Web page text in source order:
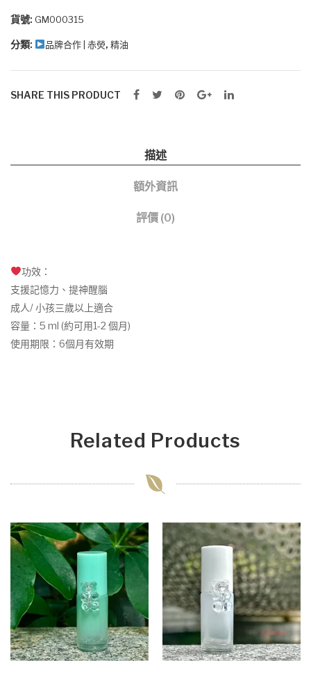
油
紅
色
數
貨號: GM000315
分類: 品牌合作 | 赤熒, 精油
SHARE THIS PRODUCT
描述
額外資訊
評價 (0)
功效：
支援記憶力、提神醒腦
成人/ 小孩三歲以上適合
容量：5 ml (約可用1-2 個月)
使用期限：6個月有效期
Related Products